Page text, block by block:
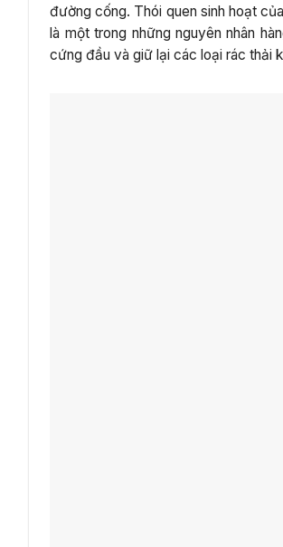
đường cống. Thói quen sinh hoạt
là một trong những nguyên nhân
cứng đầu và giữ lại các loại rác thải